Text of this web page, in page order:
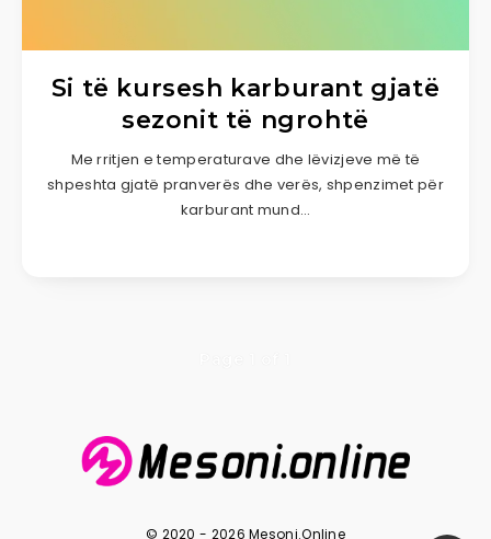
Si të kursesh karburant gjatë
sezonit të ngrohtë
Me rritjen e temperaturave dhe lëvizjeve më të
shpeshta gjatë pranverës dhe verës, shpenzimet për
karburant mund…
© 2020 - 2026 Mesoni.Online